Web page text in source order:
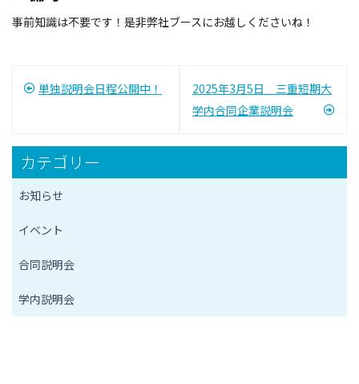
事前知識は不要です！是非弊社ブースにお越しくださいね！
投
稿
ナ
ビ
ン
単独説明会日程公開中！
2025年3月5日 三重短期大
学内合同企業説明会
カテゴリー
お知らせ
イベント
合同説明会
学内説明会